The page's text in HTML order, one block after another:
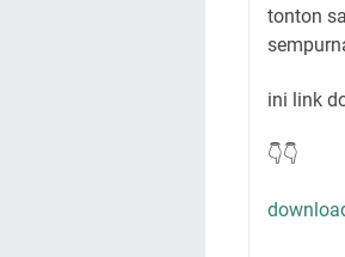
tonton
ini link
👇👇